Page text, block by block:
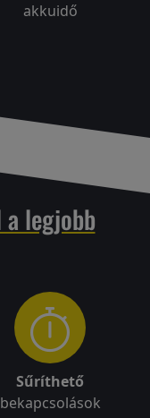
akkuidő
legjobb
Sűríthető
bekapcsolások